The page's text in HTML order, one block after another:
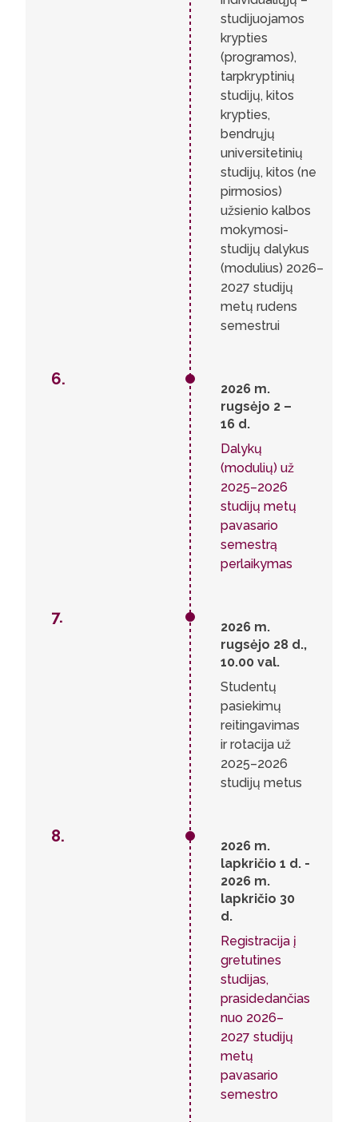
studijuojamos
krypties
(programos),
tarpkryptinių
studijų, kitos
krypties,
bendrųjų
universitetinių
studijų, kitos (ne
pirmosios)
užsienio kalbos
mokymosi-
studijų dalykus
(modulius) 2026–
2027 studijų
metų rudens
semestrui
6.
2026 m.
rugsėjo 2 –
16 d.
Dalykų
(modulių) už
2025–2026
studijų metų
pavasario
semestrą
perlaikymas
7.
2026 m.
rugsėjo 28 d.,
10.00 val.
Studentų
pasiekimų
reitingavimas
ir rotacija už
2025–2026
studijų metus
8.
2026 m.
lapkričio 1 d. -
2026 m.
lapkričio 30
d.
Registracija į
gretutines
studijas,
prasidedančias
nuo 2026–
2027 studijų
metų
pavasario
semestro